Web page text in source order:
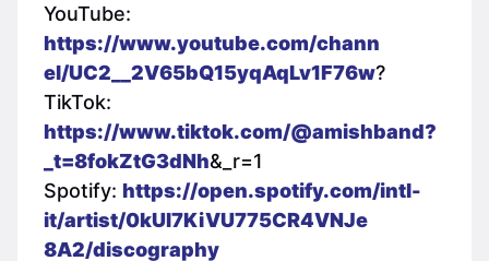
YouTube:
https://www.youtube.com/chann
el/UC2__2V65bQ15yqAqLv1F76w?
TikTok:
https://www.tiktok.com/@amishband?
_t=8fokZtG3dNh&_r=1
Spotify: https://open.spotify.com/intl-
it/artist/0kUI7KiVU775CR4VNJe
8A2/discography